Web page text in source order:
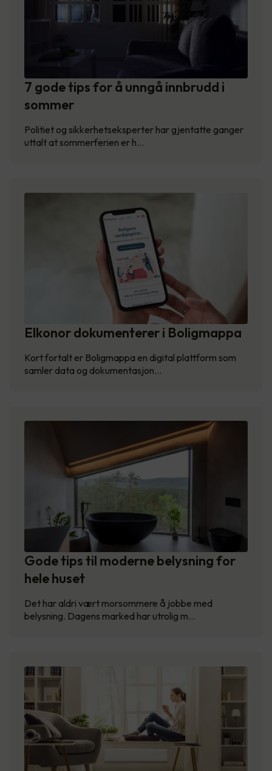
7 gode tips for å unngå innbrudd i
sommer
Politiet og sikkerhetseksperter har gjentatte ganger
uttalt at sommerferien er h…
Elkonor dokumenterer i Boligmappa
Kort fortalt er Boligmappa en digital plattform som
samler data og dokumentasjon…
Gode tips til moderne belysning for
hele huset
Det har aldri vært morsommere å jobbe med
belysning. Dagens marked har utrolig m…